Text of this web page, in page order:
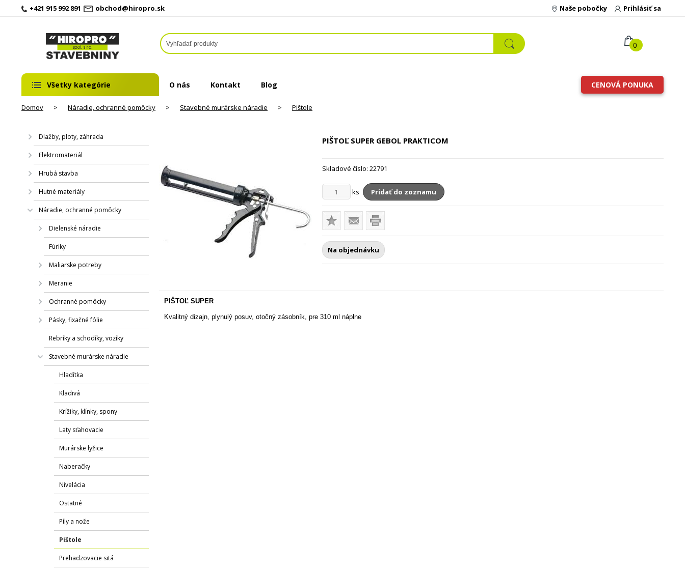
+421 915 992 891 obchod@hiropro.sk Prihlásiť sa
Naše pobočky
0
Všetky kategórie O nás Kontakt Blog CENOVÁ PONUKA
Domov > Náradie, ochranné pomôcky > Stavebné murárske náradie > Pištole
Dlažby, ploty, záhrada
Elektromateriál
Hrubá stavba
Hutné materiály
Náradie, ochranné pomôcky
Dielenské náradie
Fúriky
Maliarske potreby
Meranie
Ochranné pomôcky
Pásky, fixačné fólie
Rebríky a schodíky, vozíky
Stavebné murárske náradie
Hladítka
Kladivá
Krížiky, klínky, spony
Laty sťahovacie
Murárske lyžice
Naberačky
Nivelácia
Ostatné
Píly a nože
Pištole
Prehadzovacie sitá
PIŠTOĽ SUPER GEBOL PRAKTICOM
Skladové číslo: 22791
ks Pridať do zoznamu
Na objednávku
PIŠTOĽ SUPER
Kvalitný dizajn, plynulý posuv, otočný zásobník, pre 310 ml náplne